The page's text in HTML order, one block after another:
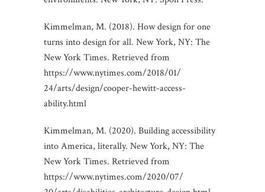
Kimmelman, M. (2018). How design for one
turns into design for all. New York, NY: The
New York Times. Retrieved from
https://www.nytimes.com/2018/01/
24/arts/design/cooper-hewitt-access-
ability.html
Kimmelman, M. (2020). Building accessibility
into America, literally. New York, NY: The
New York Times. Retrieved from
https://www.nytimes.com/2020/07/